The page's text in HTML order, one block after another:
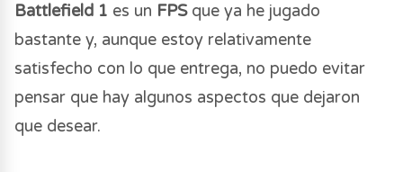
Battlefield 1 es un FPSque ya he jugado
bastante y, aunque estoy relativamente
satisfecho con lo que entrega, no puedo evitar
pensar que hay algunos aspectos que dejaron
que desear.